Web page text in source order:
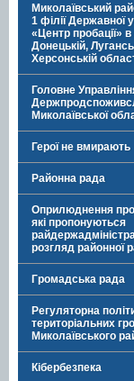
Миколаївський
1 філії Державної
«Центр пробації»
Донецькій,
Херсонській
Головне
Миколаївської
Герої не вмирають
Районна рада
Оприлюднення
які пропонуються
розгляд районної
Громадська рада
Регуляторна
територіальних
Миколаївського
Кібербезпека